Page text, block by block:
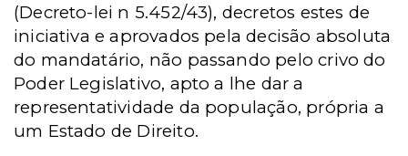
(Decreto-lei n 5.452/43), decretos estes de
iniciativa e aprovados pela decisão absoluta
do mandatário, não passando pelo crivo do
Poder Legislativo, apto a lhe dar a
representatividade da população, própria a
um Estado de Direito.